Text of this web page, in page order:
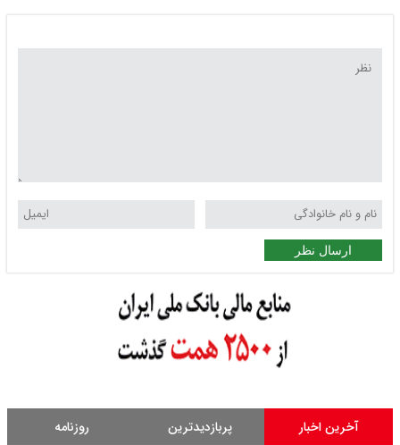
ارسال نظر
آخرین اخبار پربازدیدترین روزنامه